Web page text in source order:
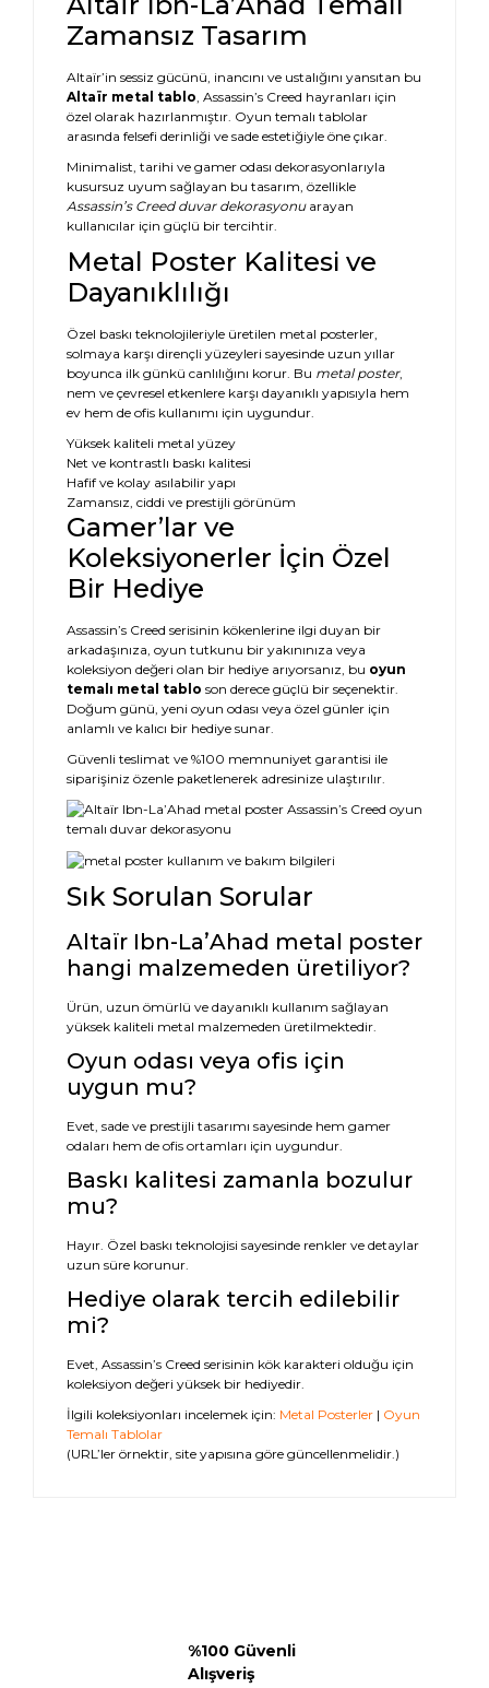
Zamansız Tasarım
Altaïr’in sessiz gücünü, inancını ve ustalığını yansıtan bu
Altaïr metal tablo, Assassin’s Creed hayranları için
özel olarak hazırlanmıştır. Oyun temalı tablolar
arasında felsefi derinliği ve sade estetiğiyle öne çıkar.
Minimalist, tarihi ve gamer odası dekorasyonlarıyla
kusursuz uyum sağlayan bu tasarım, özellikle
Assassin’s Creed duvar dekorasyonuarayan
kullanıcılar için güçlü bir tercihtir.
Metal Poster Kalitesi ve
Dayanıklılığı
Özel baskı teknolojileriyle üretilen metal posterler,
solmaya karşı dirençli yüzeyleri sayesinde uzun yıllar
boyunca ilk günkü canlılığını korur. Bu metal poster,
nem ve çevresel etkenlere karşı dayanıklı yapısıyla hem
ev hem de ofis kullanımı için uygundur.
Yüksek kaliteli metal yüzey
Net ve kontrastlı baskı kalitesi
Hafif ve kolay asılabilir yapı
Zamansız, ciddi ve prestijli görünüm
Gamer’lar ve
Koleksiyonerler İçin Özel
Bir Hediye
Assassin’s Creed serisinin kökenlerine ilgi duyan bir
arkadaşınıza, oyun tutkunu bir yakınınıza veya
koleksiyon değeri olan bir hediye arıyorsanız, bu oyun
temalı metal tablo son derece güçlü bir seçenektir.
Doğum günü, yeni oyun odası veya özel günler için
anlamlı ve kalıcı bir hediye sunar.
Güvenli teslimat ve %100 memnuniyet garantisi ile
siparişiniz özenle paketlenerek adresinize ulaştırılır.
Sık Sorulan Sorular
Altaïr Ibn-LaʼAhad metal poster
hangi malzemeden üretiliyor?
Ürün, uzun ömürlü ve dayanıklı kullanım sağlayan
yüksek kaliteli metal malzemeden üretilmektedir.
Oyun odası veya ofis için
uygun mu?
Evet, sade ve prestijli tasarımı sayesinde hem gamer
odaları hem de ofis ortamları için uygundur.
Baskı kalitesi zamanla bozulur
mu?
Hayır. Özel baskı teknolojisi sayesinde renkler ve detaylar
uzun süre korunur.
Hediye olarak tercih edilebilir
mi?
Evet, Assassin’s Creed serisinin kök karakteri olduğu için
koleksiyon değeri yüksek bir hediyedir.
İlgili koleksiyonları incelemek için: Metal Posterler | Oyun
Temalı Tablolar
(URL’ler örnektir, site yapısına göre güncellenmelidir.)
%100 Güvenli
Alışveriş